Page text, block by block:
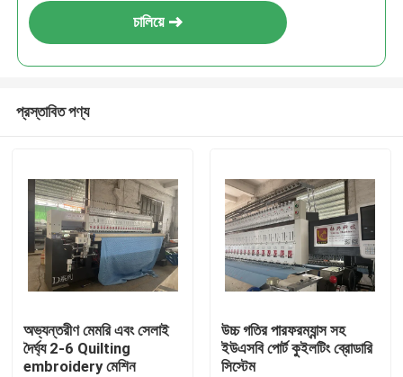
চালিয়ে
প্রস্তাবিত পণ্য
অভ্যন্তরীণ মেমরি এবং সেলাই
দৈর্ঘ্য 2-6 Quilting
embroidery মেশিন
উচ্চ গতির পারফরম্যান্স সহ
ইউএসবি পোর্ট কুইলটিং ব্রোডারি
সিস্টেম